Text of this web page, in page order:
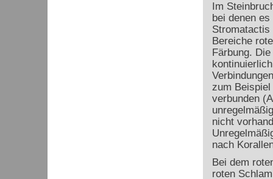
Im
bei denen
Bereiche
Färbung.
zum
verbunden
nicht
nach
Bei dem
roten